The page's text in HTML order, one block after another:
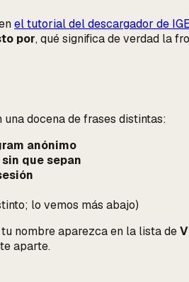
el tutorial del descargador de
por, qué significa de verdad la
docena de frases distintas:
anónimo
sin que sepan
; lo vemos más abajo)
nombre aparezca en la lista de
aparte.